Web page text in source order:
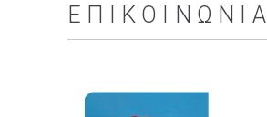
ΕΠΙΚΟΙΝΩΝΊΑ